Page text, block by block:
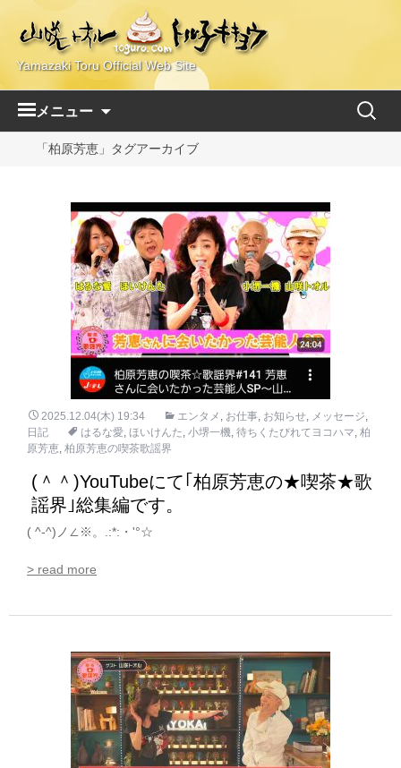
Yamazaki Toru Official Web Site
メニュー
テ
へ
ス
キ
ッ
プ
検
「柏原芳恵」タグアーカイブ
2025.12.04(木) 19:34 エンタメ , お仕事, お知らせ, メッセージ,
日記
はるな愛, ほいけんた, 小堺一機, 待ちくたびれてヨコハマ, 柏
原芳恵, 柏原芳恵の喫茶歌謡界
(＾＾)YouTubeにて｢柏原芳恵の★喫茶★歌
謡界｣総集編です。
( ^-^)ノ∠※。.:*:・'°☆
> read more